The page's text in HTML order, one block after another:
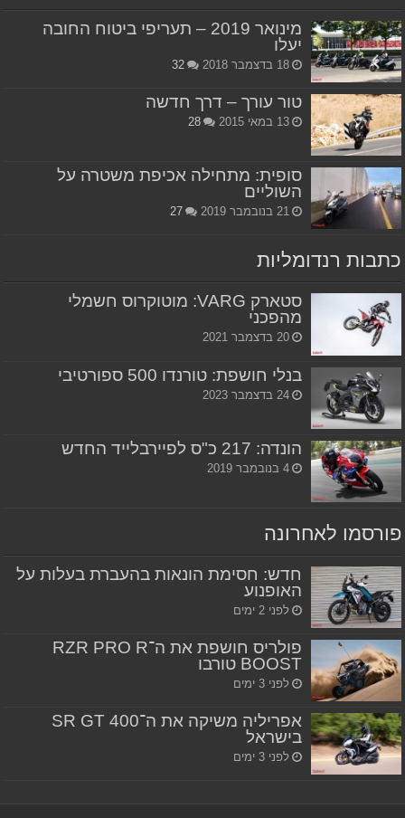
מינואר 2019 – תעריפי ביטוח החובה
יעלו
18 בדצמבר 2018 32
טור עורך – דרך חדשה
13 במאי 2015 28
סופית: מתחילה אכיפת משטרה על
השוליים
21 בנובמבר 2019 27
כתבות רנדומליות
סטארק VARG: מוטוקרוס חשמלי
מהפכני
20 בדצמבר 2021
בנלי חושפת: טורנדו 500 ספורטיבי
24 בדצמבר 2023
הונדה: 217 כ"ס לפיירבלייד החדש
4 בנובמבר 2019
פורסמו לאחרונה
חדש: חסימת הונאות בהעברת בעלות על
האופנוע
לפני 2 ימים
פולריס חושפת את ה־RZR PRO R
BOOST טורבו
לפני 3 ימים
אפריליה משיקה את ה־SR GT 400
בישראל
לפני 3 ימים